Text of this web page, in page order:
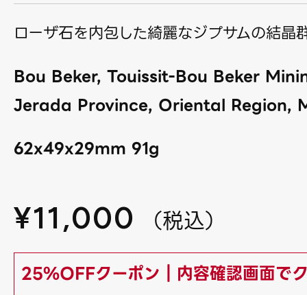
ローザ石を内包した綺麗なジプサムの結晶
Bou Beker, Touissit-Bou Beker
Jerada Province, Oriental Region,
62x49x29mm 91g
¥11,000 （税込）
25%OFFクーポン｜内容確認画面で